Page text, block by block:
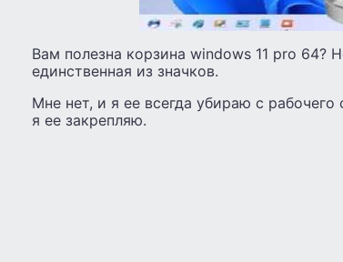
Вам полезна корзина windows 11 pro 64?
единственная из значков.
Мне нет, и я ее всегда убираю с
я ее закрепляю.